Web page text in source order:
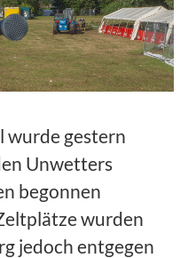
wurde gestern
Unwetters
begonnen
wurden
jedoch entgegen